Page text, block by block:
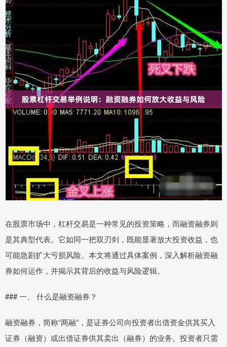
在股票市场中，杠杆交易是一种常见的投资策略，而融资融券则
是其典型代表。它如同一把双刃剑，既能显著放大投资收益，也
可能急剧扩大亏损风险。本文将通过具体案例，深入解析融资融
券如何运作，并揭示其背后的收益与风险逻辑。
### 一、 什么是融资融券？
融资融券，简称“两融”，是证券公司向投资者出借资金供其买入
证券（融资）或出借证券供其卖出（融券）的业务。投资者只需